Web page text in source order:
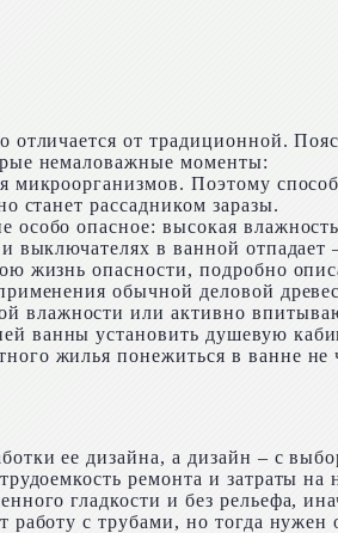
отличается от традиционной.
немаловажные моменты:
микроорганизмов. Поэтому
станет рассадником заразы.
особо опасное: высокая
выключателях в ванной
жизнь опасности, подробно
обычной деловой
влажности или активно
ванны установить душевую
жилья понежиться в ванне не
ее дизайна, а дизайн – с
ремонта и затраты
гладкости и без рельефа,
с трубами, но тогда